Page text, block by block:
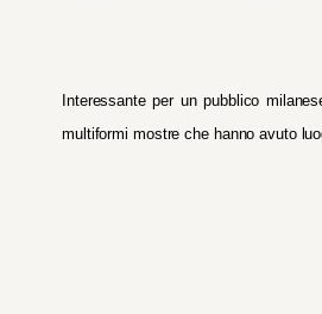
Interessante per un pubblico
multiformi mostre che hanno avuto